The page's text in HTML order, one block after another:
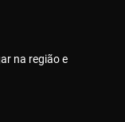
na região e